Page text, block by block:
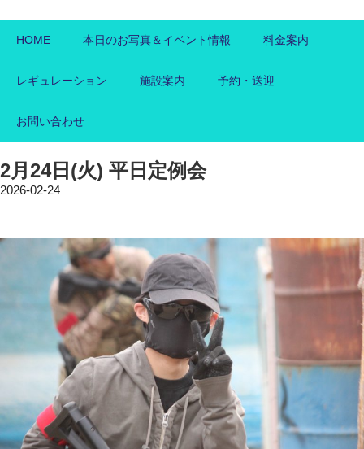
HOME 本日のお写真＆イベント情報 料金案内
レギュレーション 施設案内 予約・送迎
お問い合わせ
2月24日(火) 平日定例会
2026-02-24